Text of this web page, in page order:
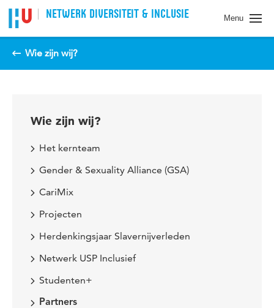
Spring naar pagina inhoud
NETWERK DIVERSITEIT & INCLUSIE Menu
Wie zijn wij?
Wie zijn wij?
Het kernteam
Gender & Sexuality Alliance (GSA)
CariMix
Projecten
Herdenkingsjaar Slavernijverleden
Netwerk USP Inclusief
Studenten+
Partners